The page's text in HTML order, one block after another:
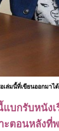
เล่มนี้ที่เขียนออกมา
แบกรับหนังเ
าะตอนหลังที่